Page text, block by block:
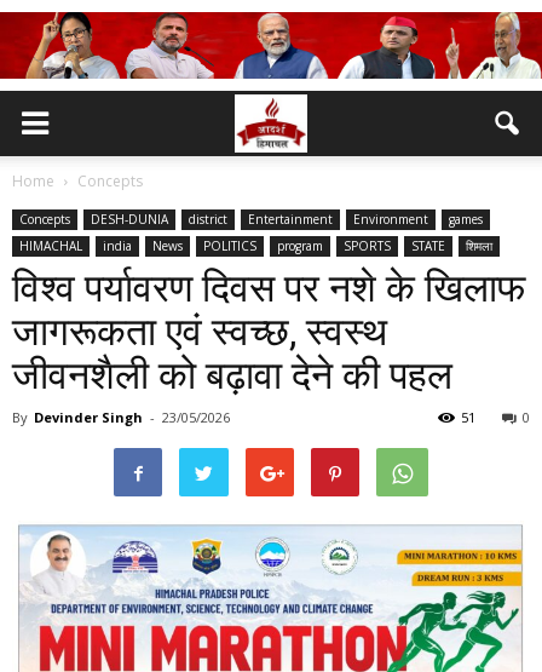
Home Concepts
Concepts DESH-DUNIA district Entertainment Environment
games
HIMACHAL
india News POLITICS program SPORTS STATE शिमला
विश्व पर्यावरण दिवस पर नशे के खिलाफ
जागरूकता एवं स्वच्छ, स्वस्थ
जीवनशैली को बढ़ावा देने की पहल
By Devinder Singh - 23/05/2026 0
51